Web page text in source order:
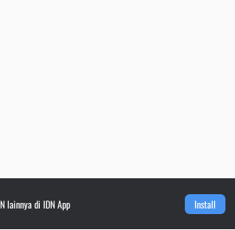
lainnya di IDN App Install